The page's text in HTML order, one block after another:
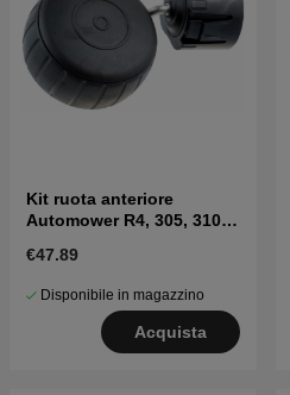
Kit ruota anteriore
Automower R4, 305, 310
415X
€47.89
Disponibile in magazzino
Acquista